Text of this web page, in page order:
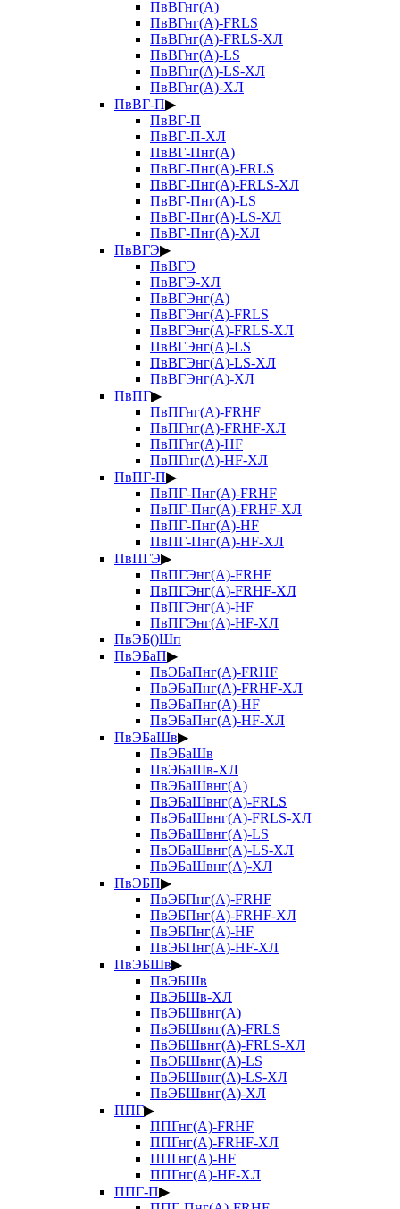
ПвВГнг(А)
ПвВГнг(А)-FRLS
ПвВГнг(А)-FRLS-ХЛ
ПвВГнг(А)-LS
ПвВГнг(А)-LS-ХЛ
ПвВГнг(А)-ХЛ
ПвВГ-П▶
ПвВГ-П
ПвВГ-П-ХЛ
ПвВГ-Пнг(А)
ПвВГ-Пнг(А)-FRLS
ПвВГ-Пнг(А)-FRLS-ХЛ
ПвВГ-Пнг(А)-LS
ПвВГ-Пнг(А)-LS-ХЛ
ПвВГ-Пнг(А)-ХЛ
ПвВГЭ▶
ПвВГЭ
ПвВГЭ-ХЛ
ПвВГЭнг(А)
ПвВГЭнг(А)-FRLS
ПвВГЭнг(А)-FRLS-ХЛ
ПвВГЭнг(А)-LS
ПвВГЭнг(А)-LS-ХЛ
ПвВГЭнг(А)-ХЛ
ПвПГ▶
ПвПГнг(А)-FRHF
ПвПГнг(А)-FRHF-ХЛ
ПвПГнг(А)-HF
ПвПГнг(А)-HF-ХЛ
ПвПГ-П▶
ПвПГ-Пнг(А)-FRHF
ПвПГ-Пнг(А)-FRHF-ХЛ
ПвПГ-Пнг(А)-HF
ПвПГ-Пнг(А)-HF-ХЛ
ПвПГЭ▶
ПвПГЭнг(А)-FRHF
ПвПГЭнг(А)-FRHF-ХЛ
ПвПГЭнг(А)-HF
ПвПГЭнг(А)-HF-ХЛ
ПвЭБ()Шп
ПвЭБаП▶
ПвЭБаПнг(А)-FRHF
ПвЭБаПнг(А)-FRHF-ХЛ
ПвЭБаПнг(А)-HF
ПвЭБаПнг(А)-HF-ХЛ
ПвЭБаШв▶
ПвЭБаШв
ПвЭБаШв-ХЛ
ПвЭБаШвнг(А)
ПвЭБаШвнг(А)-FRLS
ПвЭБаШвнг(А)-FRLS-ХЛ
ПвЭБаШвнг(А)-LS
ПвЭБаШвнг(А)-LS-ХЛ
ПвЭБаШвнг(А)-ХЛ
ПвЭБП▶
ПвЭБПнг(А)-FRHF
ПвЭБПнг(А)-FRHF-ХЛ
ПвЭБПнг(А)-HF
ПвЭБПнг(А)-HF-ХЛ
ПвЭБШв▶
ПвЭБШв
ПвЭБШв-ХЛ
ПвЭБШвнг(А)
ПвЭБШвнг(А)-FRLS
ПвЭБШвнг(А)-FRLS-ХЛ
ПвЭБШвнг(А)-LS
ПвЭБШвнг(А)-LS-ХЛ
ПвЭБШвнг(А)-ХЛ
ППГ▶
ППГнг(А)-FRHF
ППГнг(А)-FRHF-ХЛ
ППГнг(А)-HF
ППГнг(А)-HF-ХЛ
ППГ-П▶